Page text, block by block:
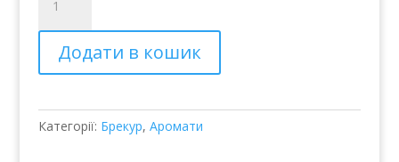
вода
Brecourt
Osmanthus
Guilin
Додати в кошик
Категорії: Брекур, Аромати